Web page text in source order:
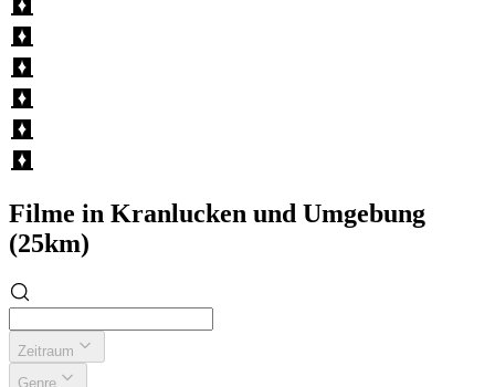
Filme in Kranlucken und Umgebung
(25km)
Zeitraum
Genre